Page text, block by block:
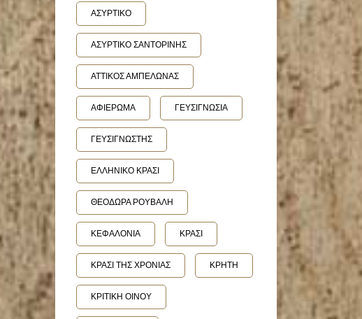
ΑΣΥΡΤΙΚΟ
ΑΣΥΡΤΙΚΟ ΣΑΝΤΟΡΙΝΗΣ
ΑΤΤΙΚΟΣ ΑΜΠΕΛΩΝΑΣ
ΑΦΙΕΡΩΜΑ ΓΕΥΣΙΓΝΩΣΙΑ
ΓΕΥΣΙΓΝΩΣΤΗΣ
ΕΛΛΗΝΙΚΟ ΚΡΑΣΙ
ΘΕΟΔΩΡΑ ΡΟΥΒΑΛΗ
ΚΕΦΑΛΟΝΙΑ ΚΡΑΣΙ
ΚΡΑΣΙ ΤΗΣ ΧΡΟΝΙΑΣ ΚΡΗΤΗ
ΚΡΙΤΙΚΗ ΟΙΝΟΥ